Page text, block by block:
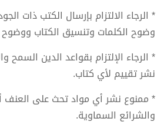
* الرجاء الالتزام بإرسال الكتب ذات
وضوح الكلمات وتنسيق الكتاب ووضوح
* الرجاء الإلتزام بقواعد الدين السمح
نشر تقييم لأي كتاب.
* ممنوع نشر أي مواد تحث على العنف
والشرائع السماوية.